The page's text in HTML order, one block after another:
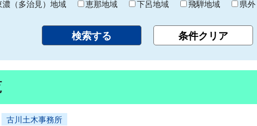
濃（多治見）地域 恵那地域 下呂地域 飛騨地域 県外
古川土木事務所